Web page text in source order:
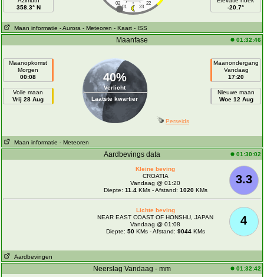
358.3° N
02
22
01 23
-20.7°
Maan informatie - Aurora - Meteoren - Kaart - ISS
Maanfase 01:32:46
Maanopkomst
Morgen
00:08
Volle maan
Vrij 28 Aug
40%
Verlicht
Laatste kwartier
Maanondergang
Vandaag
17:20
Nieuwe maan
Woe 12 Aug
Perseids
Maan informatie - Meteoren
Aardbevings data 01:30:02
3.3
Kleine beving
CROATIA
Vandaag @ 01:20
Diepte: 11.4KMs - Afstand: 1020KMs
4
Lichte beving
NEAR EAST COAST OF HONSHU, JAPAN
Vandaag @ 01:08
Diepte: 50KMs - Afstand: 9044KMs
Aardbevingen
Neerslag Vandaag - mm 01:32:42